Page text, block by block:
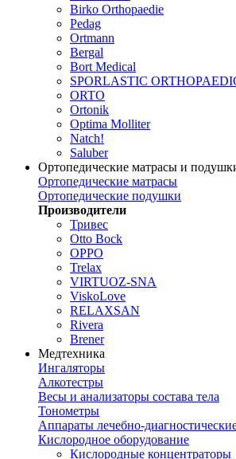
Birko Orthopaedie
Pedag
Ortmann
Bergal
Bort Medical
SPORLASTIC
ORTO
Ortonik
Optima Molliter
Natch!
Saluber
Ортопедические матрасы и
Ортопедические матрасы
Ортопедические подушки
Производители
Тривес
Otto Bock
OPPO
Trelax
VIRTUOZ-SNA
ViskoLove
RELAXSAN
Rivera
Brener
Медтехника
Ингаляторы
Алкотестры
Весы и анализаторы состава тела
Тонометры
Аппараты лечебно-
Кислородное оборудование
Кислородные концентраторы